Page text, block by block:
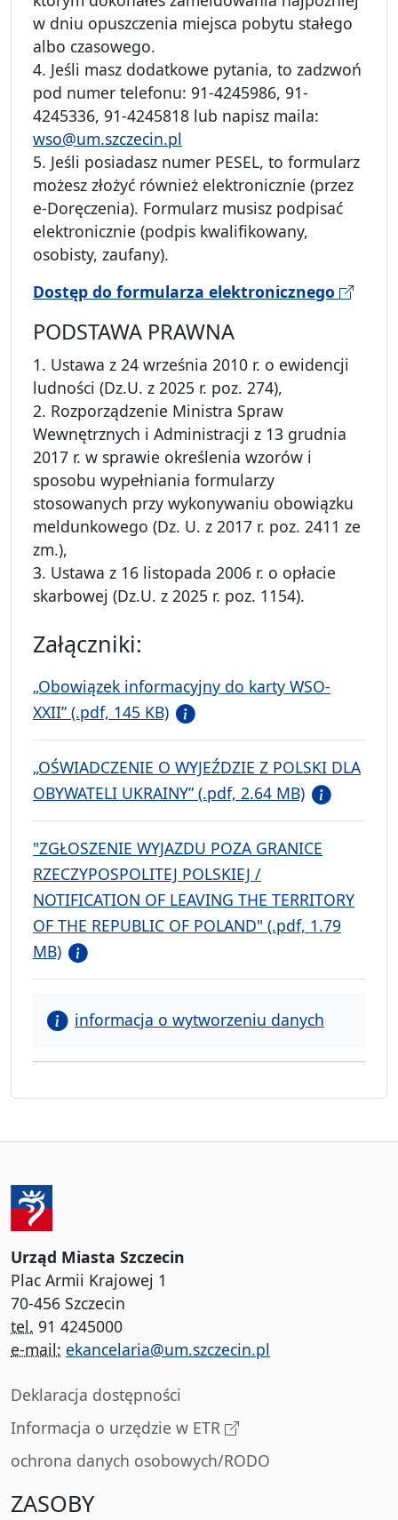
w dniu opuszczenia miejsca pobytu stałego
albo czasowego.
4. Jeśli masz dodatkowe pytania, to zadzwoń
pod numer telefonu: 91-4245986, 91-
4245336, 91-4245818 lub napisz maila:
wso@um.szczecin.pl
5. Jeśli posiadasz numer PESEL, to formularz
możesz złożyć również elektronicznie (przez
e-Doręczenia). Formularz musisz podpisać
elektronicznie (podpis kwalifikowany,
osobisty, zaufany).
Dostęp do formularza elektronicznego
PODSTAWA PRAWNA
1. Ustawa z 24 września 2010 r. o ewidencji
ludności (Dz.U. z 2025 r. poz. 274),
2. Rozporządzenie Ministra Spraw
Wewnętrznych i Administracji z 13 grudnia
2017 r. w sprawie określenia wzorów i
sposobu wypełniania formularzy
stosowanych przy wykonywaniu obowiązku
meldunkowego (Dz. U. z 2017 r. poz. 2411 ze
zm.),
3. Ustawa z 16 listopada 2006 r. o opłacie
skarbowej (Dz.U. z 2025 r. poz. 1154).
Załączniki:
„Obowiązek informacyjny do karty WSO-
XXII” (.pdf, 145 KB)
„OŚWIADCZENIE O WYJEŹDZIE Z POLSKI DLA
OBYWATELI UKRAINY” (.pdf, 2.64 MB)
"ZGŁOSZENIE WYJAZDU POZA GRANICE
RZECZYPOSPOLITEJ POLSKIEJ /
NOTIFICATION OF LEAVING THE TERRITORY
OF THE REPUBLIC OF POLAND" (.pdf, 1.79
MB)
informacja o wytworzeniu danych
Urząd Miasta Szczecin
Plac Armii Krajowej 1
70-456 Szczecin
tel. 91 4245000
e-mail: ekancelaria@um.szczecin.pl
Deklaracja dostępności
Informacja o urzędzie w ETR
ochrona danych osobowych/RODO
ZASOBY